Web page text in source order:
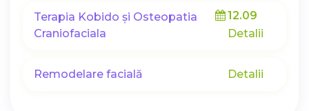
Terapia Kobido și Osteopatia
Craniofaciala
12.09
Detalii
Remodelare facială Detalii